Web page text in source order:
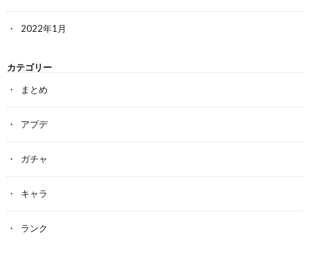
2022年1月
カテゴリー
まとめ
アプデ
ガチャ
キャラ
ランク